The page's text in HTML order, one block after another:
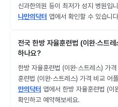
신과한의원 등이 최저가 성지 병원입
나만의닥터 앱에서 확인할 수 있습니
전국 한방 자율훈련법 (이완·스트
하나요?
한방 자율훈련법 (이완·스트레스) 가
훈련법 (이완·스트레스) 가격 비교 어플
만의닥터 앱에서 한방 자율훈련법 (이
확인하고 예약해보세요.